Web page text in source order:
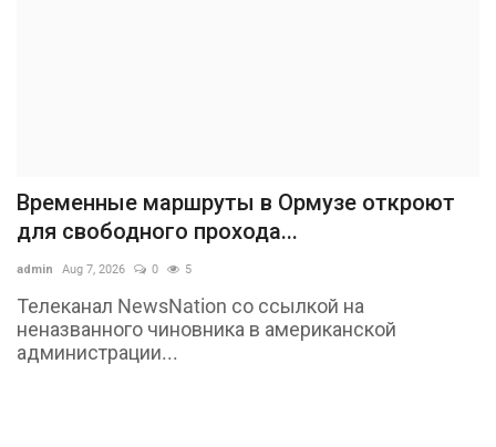
Временные маршруты в Ормузе откроют
для свободного прохода...
admin Aug 7, 2026 0 5
Телеканал NewsNation со ссылкой на
неназванного чиновника в американской
администрации...